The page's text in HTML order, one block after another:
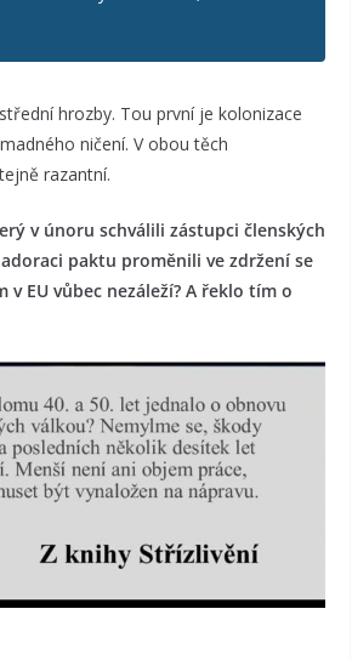
hrozby. Tou první je kolonizace
ničení. V obou těch
razantní.
v únoru schválili zástupci členských
paktu proměnili ve zdržení se
EU vůbec nezáleží? A řeklo tím o